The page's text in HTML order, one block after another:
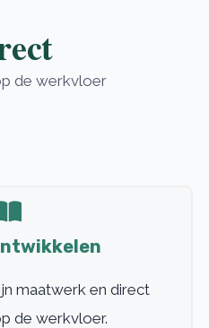
de werkvloer
maatwerk en direct
de werkvloer.